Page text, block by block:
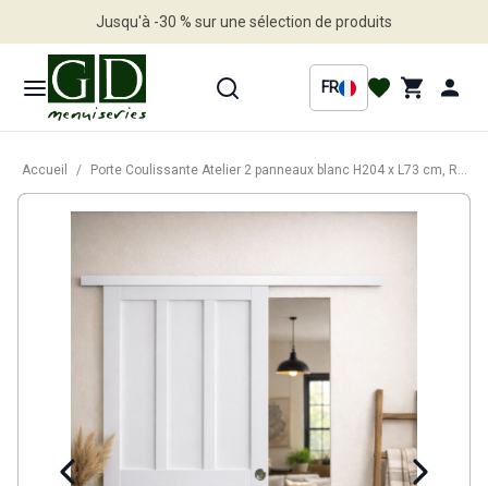
Jusqu'à -30 % sur une sélection de produits
FR
Accueil / Porte Coulissante Atelier 2 panneaux blanc H204 x L73 cm, Rail Alu bandeau blanc, Coquilles